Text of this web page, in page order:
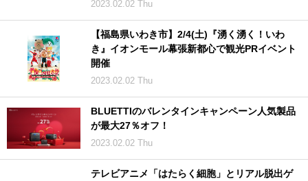
2023.02.02 Thu
【福島県いわき市】2/4(土)『湧く湧く！いわ
き』イオンモール幕張新都心で観光PRイベント
開催
2023.02.02 Thu
BLUETTIのバレンタインキャンペーン人気製品
が最大27％オフ！
2023.02.02 Thu
テレビアニメ「はたらく細胞」とリアル脱出ゲ